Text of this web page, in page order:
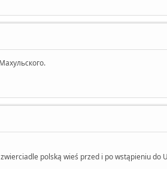
polską wieś przed i po wstąpieniu do